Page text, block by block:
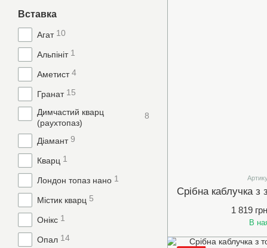
1 819 грн
В
Вставка
Агат 10
Альпініт 1
Аметист 4
Гранат 15
Димчастий кварц
(раухтопаз)
8
Діамант 9
Кварц 1
Лондон топаз нано 1
Містик кварц 5
Онікс 1
Опал 14